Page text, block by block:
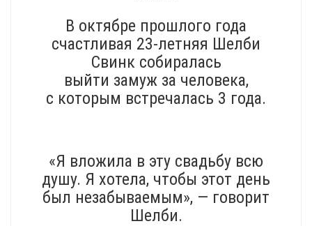
В октябре прошлого года
счастливая 23-летняя Шелби
Свинк собиралась
выйти замуж за человека,
с которым встречалась 3 года.
«Я вложила в эту свадьбу всю
душу. Я хотела, чтобы этот день
был незабываемым», — говорит
Шелби.